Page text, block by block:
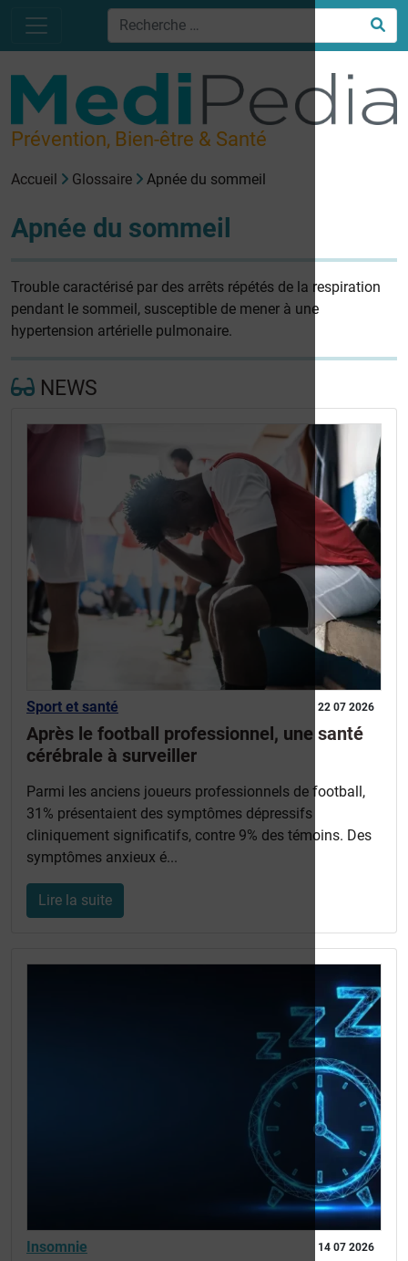
Prévention, Bien-être & Santé
Accueil Glossaire Apnée du sommeil
Apnée du sommeil
Trouble caractérisé par des arrêts répétés de la respiration
pendant le sommeil, susceptible de mener à une
hypertension artérielle pulmonaire.
NEWS
22 07 2026
Sport et santé
Après le football professionnel, une santé
cérébrale à surveiller
Parmi les anciens joueurs professionnels de football,
31% présentaient des symptômes dépressifs
cliniquement significatifs, contre 9% des témoins. Des
symptômes anxieux é...
Lire la suite
14 07 2026
Insomnie